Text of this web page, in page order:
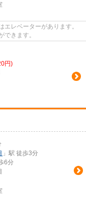
レベーターがあります。
きます。
円)
」駅 徒歩3分
6分